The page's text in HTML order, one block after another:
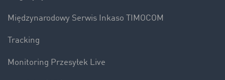
Międzynarodowy Serwis Inkaso TIMOCOM
Tracking
Monitoring Przesyłek Live